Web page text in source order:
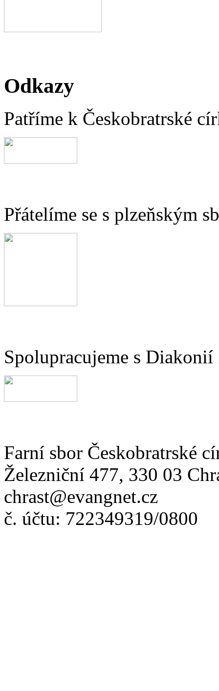
Odkazy
Patříme k Českobratrské
Přátelíme se s plzeňským
Spolupracujeme s Diakonií
Farní sbor Českobratrské
Železniční 477, 330 03
chrast@evangnet.cz
č. účtu: 722349319/0800